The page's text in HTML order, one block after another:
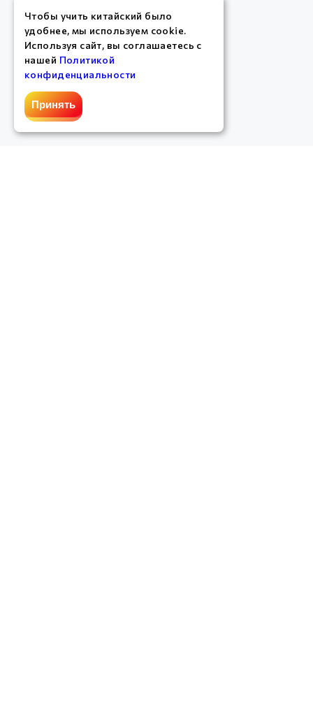
Чтобы учить китайский было
удобнее, мы используем cookie.
Используя сайт, вы соглашаетесь с
нашей Политикой
конфиденциальности
Принять